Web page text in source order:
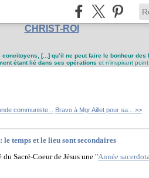
CHRIST-ROI
[...] qu’il ne peut faire le bonheur des
étant lié dans ses opérations et n’inspirant
communiste... Bravo à Mgr Aillet pour sa... >>
temps et le lieu sont secondaires
Sacré-Coeur de Jésus une "Année